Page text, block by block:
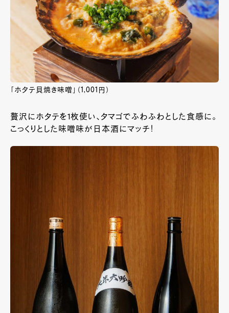
「ホタテ貝焼き味噌」（1,001円）
贅沢にホタテを1枚使い、タマゴでふわふわとした食感に。
こっくりとした味噌味が日本酒にマッチ！